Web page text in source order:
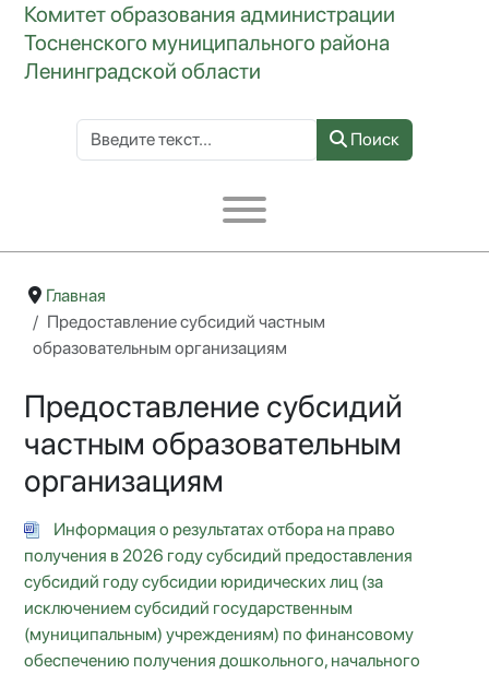
Комитет образования администрации
Тосненского муниципального района
Ленинградской области
Поиск по сайту
Поиск
Главная
Предоставление субсидий частным
образовательным организациям
Предоставление субсидий
частным образовательным
организациям
Информация о результатах отбора на право
получения в 2026 году субсидий предоставления
субсидий году субсидии юридических лиц (за
исключением субсидий государственным
(муниципальным) учреждениям) по финансовому
обеспечению получения дошкольного, начального